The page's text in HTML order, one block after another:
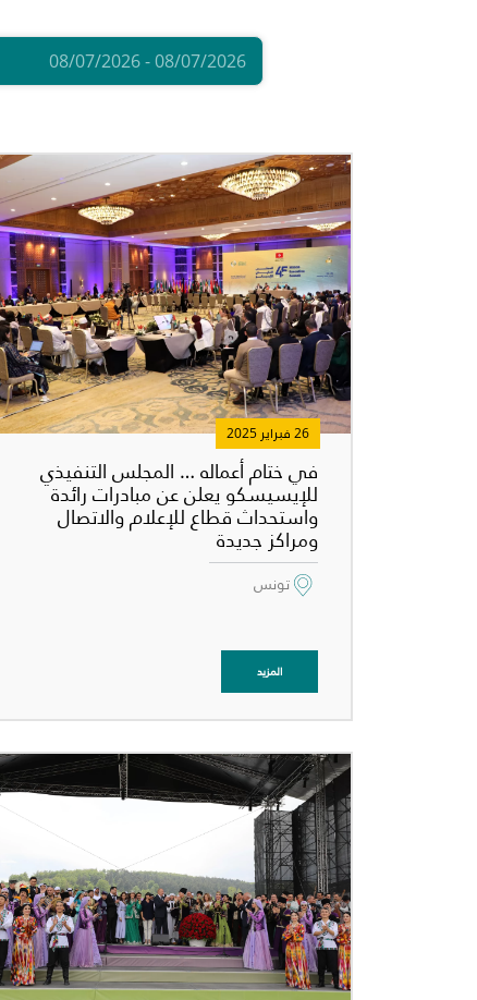
26 فبراير 2025
في ختام أعماله … المجلس التنفيذي
للإيسيسكو يعلن عن مبادرات رائدة
واستحداث قطاع للإعلام والاتصال
ومراكز جديدة
تونس
المزيد